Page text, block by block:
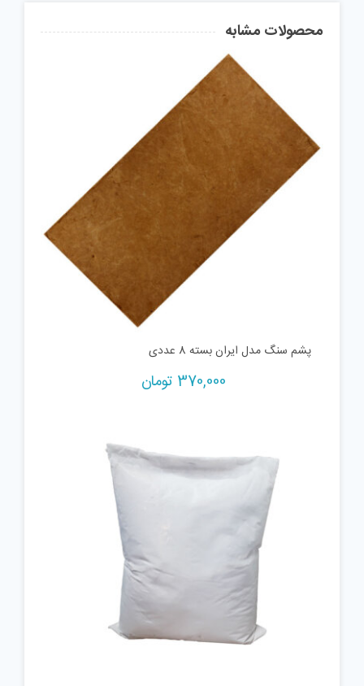
محصولات مشابه
پشم سنگ مدل ایران بسته 8 عددی
370,000 تومان